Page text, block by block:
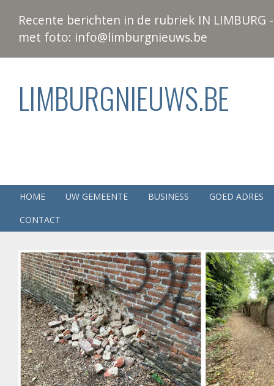
Recente berichten in de rubriek IN
met foto: info@limburgnieuws.be
LIMBURGNIEUWS.BE
HOME UW GEMEENTE BUSINESS
GOED ADRES
CONTACT